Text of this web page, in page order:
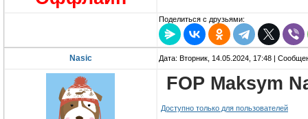
Поделиться с друзьями:
Nasic Дата: Вторник, 14.05.2024, 17:48 |
FOP Maksym
Доступно только для пользователей